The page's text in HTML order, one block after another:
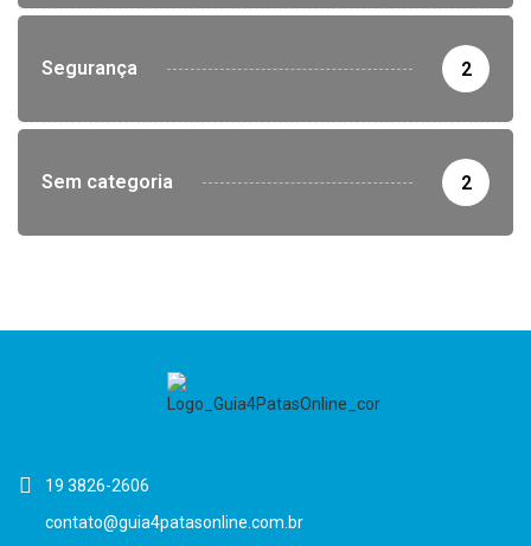
Segurança 2
Sem categoria 2
19 3826-2606
contato@guia4patasonline.com.br